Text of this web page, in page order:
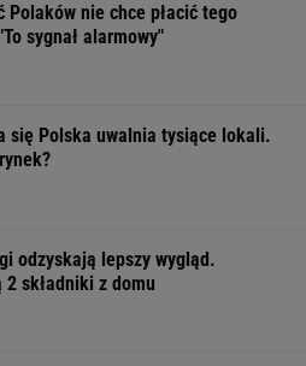
Polaków nie chce płacić tego
sygnał alarmowy"
się Polska uwalnia tysiące lokali.
odzyskają lepszy wygląd.
2 składniki z domu